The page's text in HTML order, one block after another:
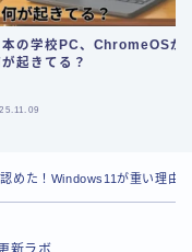
本の学校PC、ChromeOSが
起きてる？
めた！Windows11が重い理由